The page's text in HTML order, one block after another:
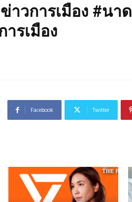
าวการเมือง #นา
รเมือง
Facebook Twitter